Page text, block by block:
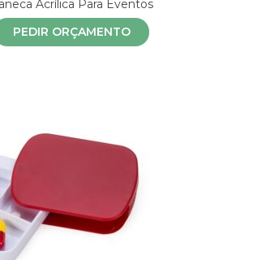
Acrílica Para Eventos
PEDIR ORÇAMENTO